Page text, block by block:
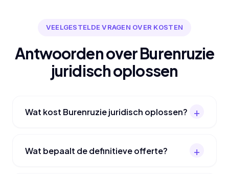
VEELGESTELDE VRAGEN OVER KOSTEN
Antwoorden over Burenruzie
juridisch oplossen
Wat kost Burenruzie juridisch oplossen?
Wat bepaalt de definitieve offerte?